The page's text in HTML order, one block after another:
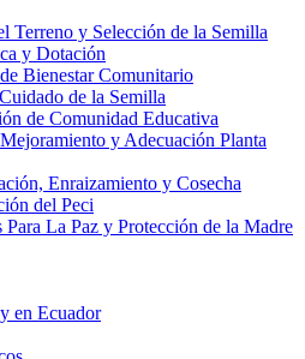
Terreno y Selección de la Semilla
y Dotación
Bienestar Comunitario
de la Semilla
de Comunidad Educativa
y Adecuación Planta
Enraizamiento y Cosecha
del Peci
Para La Paz y Protección de la Madre
en Ecuador